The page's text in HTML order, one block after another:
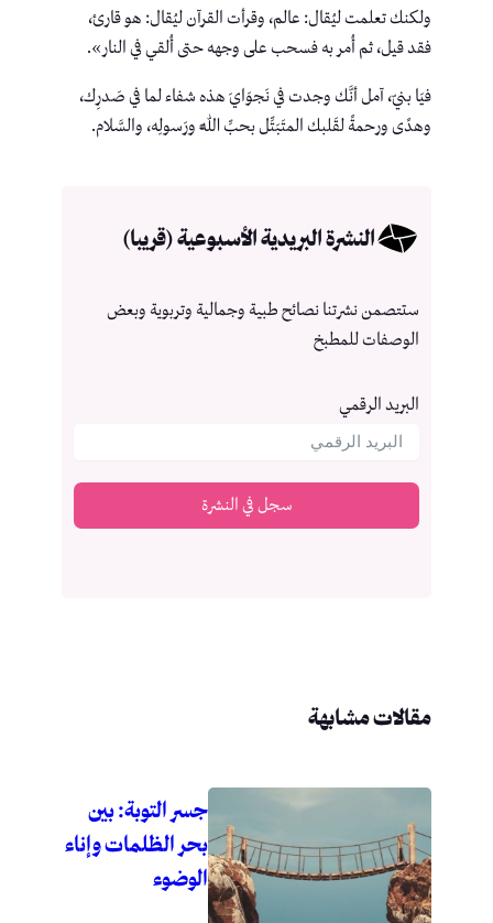
ولكنك تعلمت ليُقال: عالم، وقرأت القرآن ليُقال: هو قارئ،
فقد قيل، ثم أُمر به فسحب على وجهه حتى أُلقي في النار».
فيَا بنيّ، آمل أنَّك وجدت في نَجوَايَ هذه شفاء لما في صَدرِك،
وهدًى ورحمةً لقَلبك المتَبَتِّل بحبِّ اللَّه ورَسولِه، والسَّلام.
النشرة البريدية الأسبوعية (قريبا)
ستتصمن نشرتنا نصائح طبية وجمالية وتربوية وبعض
الوصفات للمطبخ
البريد الرقمي
سجل في النشرة
مقالات مشابهة
جسر التوبة: بين
بحر الظلمات وإناء
الوضوء